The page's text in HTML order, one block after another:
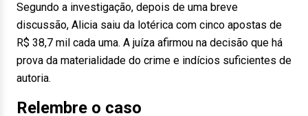
Segundo a investigação, depois de uma breve
discussão, Alicia saiu da lotérica com cinco apostas de
R$ 38,7 mil cada uma. A juíza afirmou na decisão que há
prova da materialidade do crime e indícios suficientes de
autoria.
Relembre o caso